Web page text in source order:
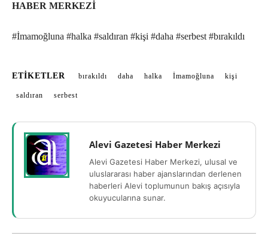
HABER MERKEZİ
#İmamoğluna #halka #saldıran #kişi #daha #serbest #bırakıldı
ETIKETLER bırakıldı daha halka İmamoğluna kişi
saldıran serbest
Alevi Gazetesi Haber Merkezi
Alevi Gazetesi Haber Merkezi, ulusal ve
uluslararası haber ajanslarından derlenen
haberleri Alevi toplumunun bakış açısıyla
okuyucularına sunar.